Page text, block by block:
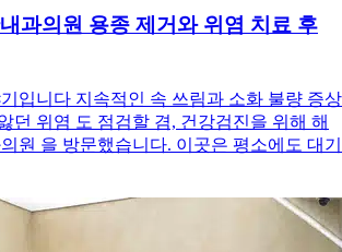
과의원 용종 제거와 위염 치료 후
입니다 지속적인 속 쓰림과 소화 불량 증상
던 위염 도 점검할 겸, 건강검진을 위해 해
원 을 방문했습니다. 이곳은 평소에도 대기